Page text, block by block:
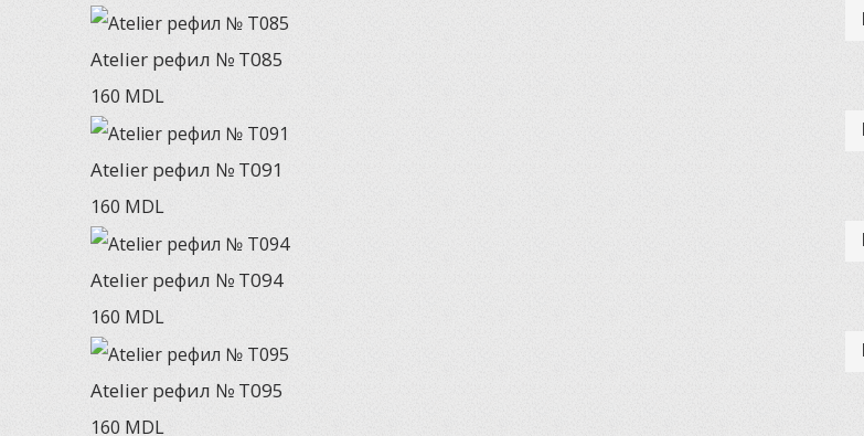
Atelier рефил № T085
160 MDL
Atelier рефил № T091
160 MDL
Atelier рефил № T094
160 MDL
Atelier рефил № T095
160 MDL